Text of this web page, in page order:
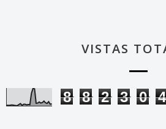
VISTAS
8 8 2 3 0 4